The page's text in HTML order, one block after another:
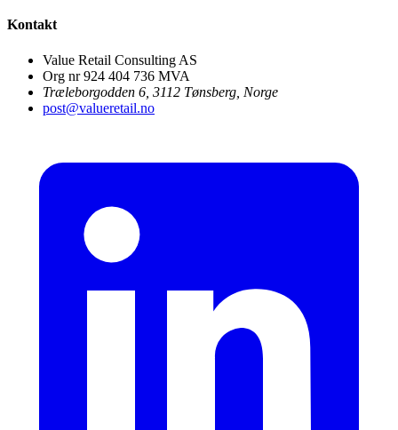
Kontakt
Value Retail Consulting AS
Org nr 924 404 736 MVA
Træleborgodden 6, 3112 Tønsberg, Norge
post@valueretail.no